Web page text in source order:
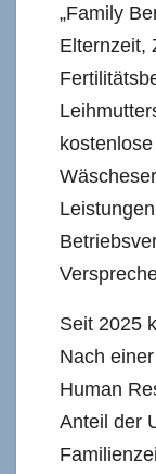
„Family
Elternzeit,
Seit 2025
Nach
Human
Anteil der